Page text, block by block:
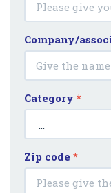
Company/
Category *
Zip code *